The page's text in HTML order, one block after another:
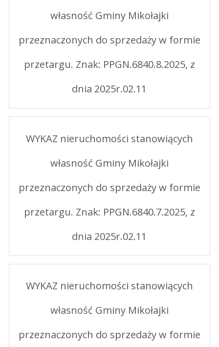
własność Gminy Mikołajki
przeznaczonych do sprzedaży w formie
przetargu. Znak: PPGN.6840.8.2025, z
dnia 2025r.02.11
WYKAZ nieruchomości stanowiących
własność Gminy Mikołajki
przeznaczonych do sprzedaży w formie
przetargu. Znak: PPGN.6840.7.2025, z
dnia 2025r.02.11
WYKAZ nieruchomości stanowiących
własność Gminy Mikołajki
przeznaczonych do sprzedaży w formie